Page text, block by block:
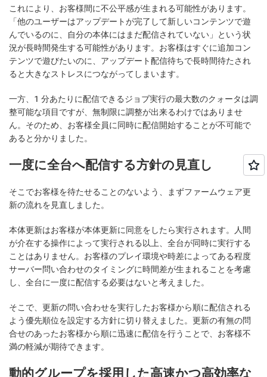
これにより、お客様間に不公平感が生まれる可能性があります。
「他のユーザーはアップデートが完了して新しいコンテンツで遊
んでいるのに、自分の本体にはまだ配信されていない」という状
況が長時間発生する可能性があります。お客様はすぐに追加コン
テンツで遊びたいのに、アップデート配信待ちで長時間待たされ
ると大きなストレスにつながってしまいます。
一方、1 分あたりに配信できるジョブ実行の最大数のクォータは調
整可能な項目ですが、無制限に調整が出来るわけではありませ
ん。そのため、お客様全員に同時に配信開始することが不可能で
あると分かりました。
一度に全台へ配信する方針の見直し
そこでお客様を待たせることのないよう、まずファームウェア更
新の流れを見直しました。
本体更新はお客様が本体更新に同意をしたら実行されます。人間
が介在する操作によって実行される以上、全台が同時に実行する
ことはありません。お客様のプレイ環境や時差によってある程度
サーバー問い合わせのタイミングに時間差が生まれることを考慮
し、全台に一度に配信する必要はないと考えました。
そこで、更新の問い合わせを実行したお客様から順に配信される
よう優先順位を設定する方針に切り替えました。更新の有無の問
合せのあったお客様から順に迅速に配信を行うことで、お客様不
満の軽減が期待できます。
動的グループを採用した高速かつ高効率な